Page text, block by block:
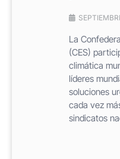
La
(CES)
climática
líderes
soluciones
cada vez
sindicatos